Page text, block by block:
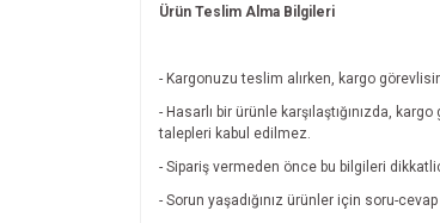
Ürün Teslim Alma Bilgileri
- Kargonuzu teslim alırken, kargo
- Hasarlı bir ürünle karşılaştığınızda,
talepleri kabul edilmez.
- Sipariş vermeden önce bu bilgileri
- Sorun yaşadığınız ürünler için soru-